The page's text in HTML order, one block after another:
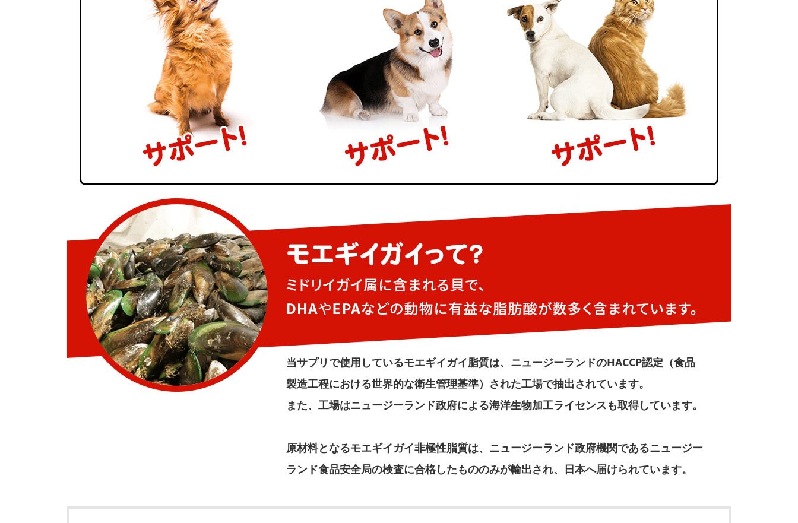
当サプリで使用しているモエギイガイ脂質は、ニュージーランドのHACCP認定（食品
製造工程における世界的な衛生管理基準）された工場で抽出されています。
また、工場はニュージーランド政府による海洋生物加工ライセンスも取得しています。
原材料となるモエギイガイ非極性脂質は、ニュージーランド政府機関であるニュージー
ランド食品安全局の検査に合格したもののみが輸出され、日本へ届けられています。